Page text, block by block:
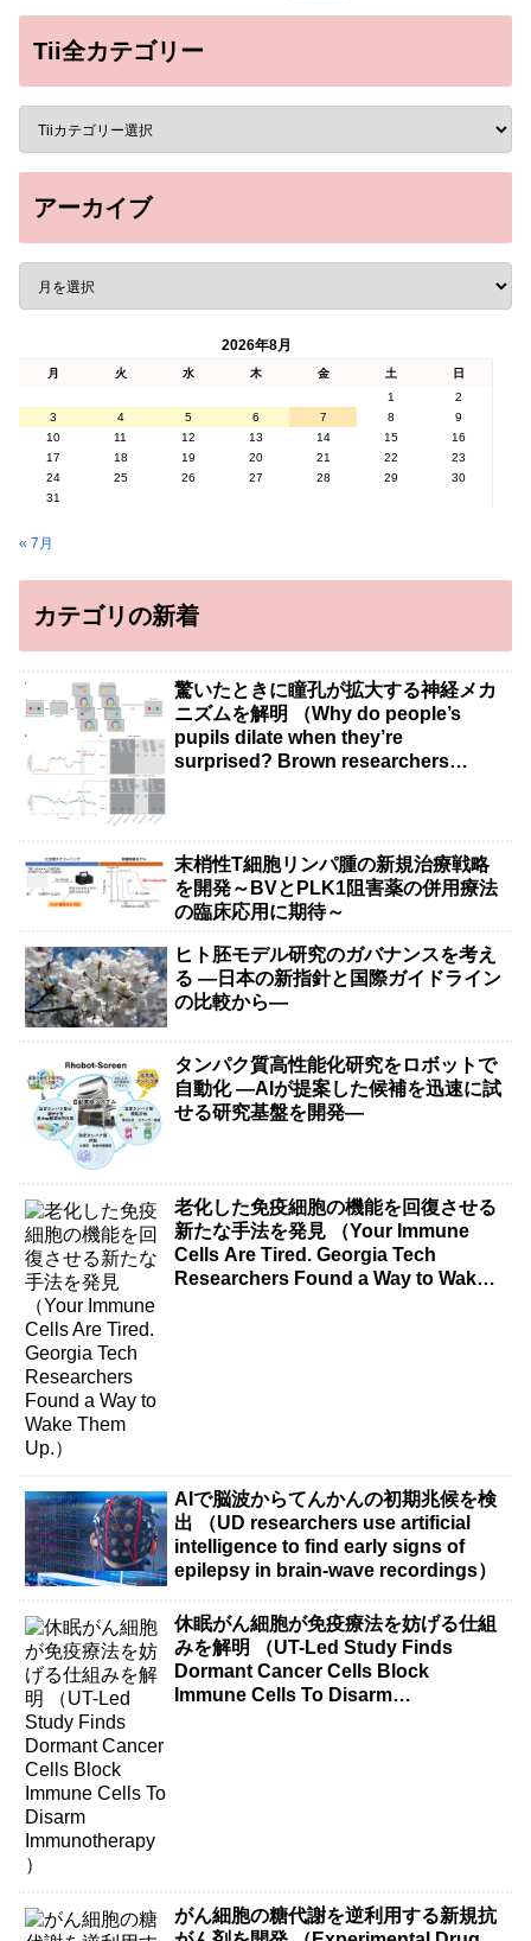
Tii全カテゴリー
アーカイブ
2026年8月
月 火 水 木 金 土
日
1
2
3
4 5 6 7 8
9
10
11 12 13 14 15
16
17
18 19 20 21 22
23
24
25 26 27 28 29
30
31
« 7月
カテゴリの新着
驚いたときに瞳孔が拡大する神経メカ
ニズムを解明 （Why do people’s
pupils dilate when they’re
surprised? Brown researchers
末梢性T細胞リンパ腫の新規治療戦略
を開発～BVとPLK1阻害薬の併用療法
の臨床応用に期待～
ヒト胚モデル研究のガバナンスを考え
る ―日本の新指針と国際ガイドライン
の比較から―
タンパク質高性能化研究をロボットで
自動化 ―AIが提案した候補を迅速に試
せる研究基盤を開発―
老化した免疫細胞の機能を回復させる
新たな手法を発見 （Your Immune
Cells Are Tired. Georgia Tech
Researchers Found a Way to Wake
AIで脳波からてんかんの初期兆候を検
出 （UD researchers use artificial
intelligence to find early signs of
epilepsy in brain-wave recordings）
休眠がん細胞が免疫療法を妨げる仕組
みを解明 （UT-Led Study Finds
Dormant Cancer Cells Block
Immune Cells To Disarm
がん細胞の糖代謝を逆利用する新規抗